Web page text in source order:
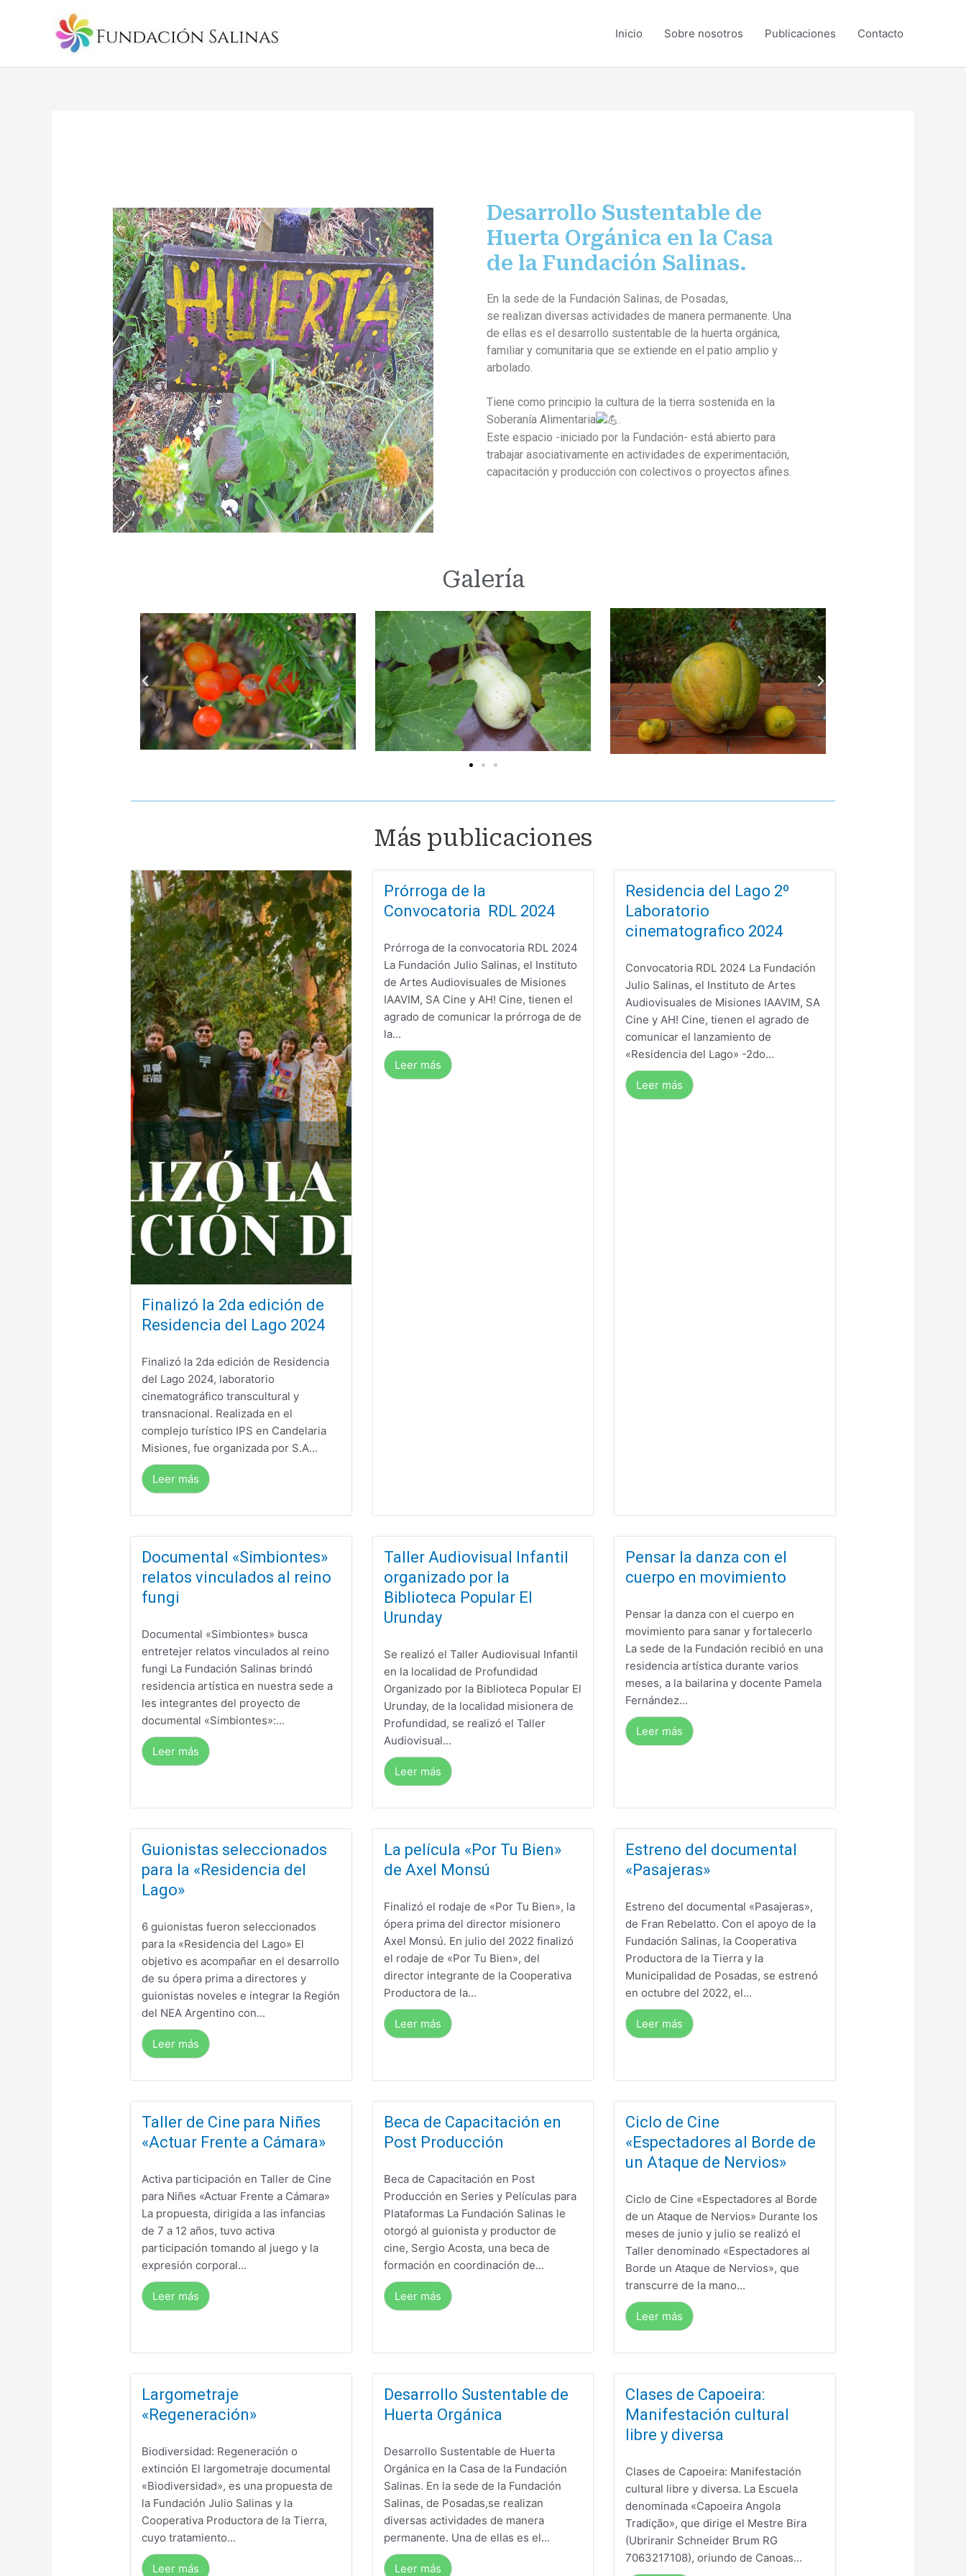
Inicio Sobre nosotros Publicaciones Contacto
Desarrollo Sustentable de
Huerta Orgánica en la Casa
de la Fundación Salinas.
En la sede de la Fundación Salinas, de Posadas,
se realizan diversas actividades de manera permanente. Una
de ellas es el desarrollo sustentable de la huerta orgánica,
familiar y comunitaria que se extiende en el patio amplio y
arbolado.
Tiene como principio la cultura de la tierra sostenida en la
Soberanía Alimentaria
.
Este espacio -iniciado por la Fundación- está abierto para
trabajar asociativamente en actividades de experimentación,
capacitación y producción con colectivos o proyectos afines.
Galería
Más publicaciones
Finalizó la 2da edición de
Residencia del Lago 2024
Finalizó la 2da edición de Residencia
del Lago 2024, laboratorio
cinematográfico transcultural y
transnacional. Realizada en el
complejo turístico IPS en Candelaria
Misiones, fue organizada por S.A...
Leer más
Prórroga de la
Convocatoria RDL 2024
Prórroga de la convocatoria RDL 2024
La Fundación Julio Salinas, el Instituto
de Artes Audiovisuales de Misiones
IAAVIM, SA Cine y AH! Cine, tienen el
agrado de comunicar la prórroga de de
la...
Leer más
Residencia del Lago 2º
Laboratorio
cinematografico 2024
Convocatoria RDL 2024 La Fundación
Julio Salinas, el Instituto de Artes
Audiovisuales de Misiones IAAVIM, SA
Cine y AH! Cine, tienen el agrado de
comunicar el lanzamiento de
«Residencia del Lago» -2do...
Leer más
Documental «Simbiontes»
relatos vinculados al reino
fungi
Documental «Simbiontes» busca
entretejer relatos vinculados al reino
fungi La Fundación Salinas brindó
residencia artística en nuestra sede a
les integrantes del proyecto de
documental «Simbiontes»:...
Leer más
Taller Audiovisual Infantil
organizado por la
Biblioteca Popular El
Urunday
Se realizó el Taller Audiovisual Infantil
en la localidad de Profundidad
Organizado por la Biblioteca Popular El
Urunday, de la localidad misionera de
Profundidad, se realizó el Taller
Audiovisual...
Leer más
Pensar la danza con el
cuerpo en movimiento
Pensar la danza con el cuerpo en
movimiento para sanar y fortalecerlo
La sede de la Fundación recibió en una
residencia artística durante varios
meses, a la bailarina y docente Pamela
Fernández...
Leer más
Guionistas seleccionados
para la «Residencia del
Lago»
6 guionistas fueron seleccionados
para la «Residencia del Lago» El
objetivo es acompañar en el desarrollo
de su ópera prima a directores y
guionistas noveles e integrar la Región
del NEA Argentino con...
Leer más
La película «Por Tu Bien»
de Axel Monsú
Finalizó el rodaje de «Por Tu Bien», la
ópera prima del director misionero
Axel Monsú. En julio del 2022 finalizó
el rodaje de «Por Tu Bien», del
director integrante de la Cooperativa
Productora de la...
Leer más
Estreno del documental
«Pasajeras»
Estreno del documental «Pasajeras»,
de Fran Rebelatto. Con el apoyo de la
Fundación Salinas, la Cooperativa
Productora de la Tierra y la
Municipalidad de Posadas, se estrenó
en octubre del 2022, el...
Leer más
Taller de Cine para Niñes
«Actuar Frente a Cámara»
Activa participación en Taller de Cine
para Niñes «Actuar Frente a Cámara»
La propuesta, dirigida a las infancias
de 7 a 12 años, tuvo activa
participación tomando al juego y la
expresión corporal...
Leer más
Beca de Capacitación en
Post Producción
Beca de Capacitación en Post
Producción en Series y Películas para
Plataformas La Fundación Salinas le
otorgó al guionista y productor de
cine, Sergio Acosta, una beca de
formación en coordinación de...
Leer más
Ciclo de Cine
«Espectadores al Borde de
un Ataque de Nervios»
Ciclo de Cine «Espectadores al Borde
de un Ataque de Nervios» Durante los
meses de junio y julio se realizó el
Taller denominado «Espectadores al
Borde un Ataque de Nervios», que
transcurre de la mano...
Leer más
Largometraje
«Regeneración»
Biodiversidad: Regeneración o
extinción El largometraje documental
«Biodiversidad», es una propuesta de
la Fundación Julio Salinas y la
Cooperativa Productora de la Tierra,
cuyo tratamiento...
Leer más
Desarrollo Sustentable de
Huerta Orgánica
Desarrollo Sustentable de Huerta
Orgánica en la Casa de la Fundación
Salinas. En la sede de la Fundación
Salinas, de Posadas,se realizan
diversas actividades de manera
permanente. Una de ellas es el...
Leer más
Clases de Capoeira:
Manifestación cultural
libre y diversa
Clases de Capoeira: Manifestación
cultural libre y diversa. La Escuela
denominada «Capoeira Angola
Tradição», que dirige el Mestre Bira
(Ubriranir Schneider Brum RG
7063217108), oriundo de Canoas...